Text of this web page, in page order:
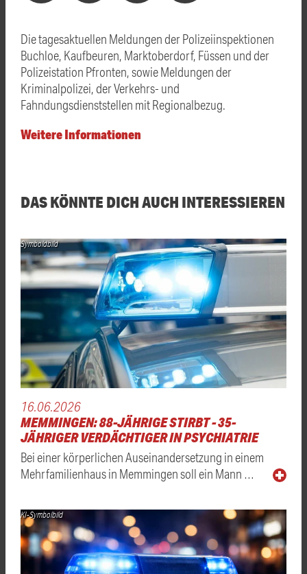
Die tagesaktuellen Meldungen der Polizeiinspektionen
Buchloe, Kaufbeuren, Marktoberdorf, Füssen und der
Polizeistation Pfronten, sowie Meldungen der
Kriminalpolizei, der Verkehrs- und
Fahndungsdienststellen mit Regionalbezug.
Weitere Informationen
DAS KÖNNTE DICH AUCH INTERESSIEREN
Symboldbild
16.06.2026
MEMMINGEN: 88-JÄHRIGE STIRBT - 35-
JÄHRIGER VERDÄCHTIGER IN PSYCHIATRIE
Bei einer körperlichen Auseinandersetzung in einem
Mehrfamilienhaus in Memmingen soll ein Mann …
KI-Symbolbild